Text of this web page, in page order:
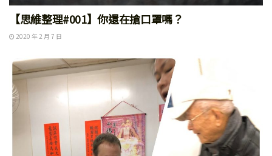
【思維整理#001】你還在搶口罩嗎？
2020 年 2 月 7 日